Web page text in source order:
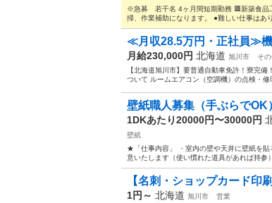
※急募 若干名 4ヶ月間短期勤務 🟥新築食
掃、作業補助になります。 ●難しい仕事は
≪月収28.5万円・正社員≫
月給230,000円 北海道 旭川市
そ
【北海道旭川市】要普通自動車免許！寮完
ついて ルームエアコン（空調機）の点検・
壁紙職人募集（手ぶらでOK
1DKあたり20000円〜30000円
壁紙
★「仕事内容」 ・室内の壁や天井に壁紙を
意いたします（使い慣れた道具があれば持参
【名刺・ショップカード印
1円～ 北海道 旭川市
営業